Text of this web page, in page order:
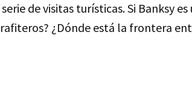
de visitas turísticas. Si Banksy es
¿Dónde está la frontera